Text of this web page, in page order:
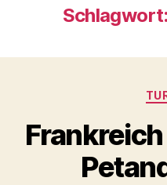
Schlagwort: